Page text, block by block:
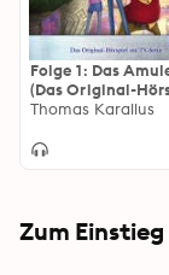
Folge 1: Das
(Das Original-
zur TV-Serie)
Thomas Karallus
Zum Einstieg